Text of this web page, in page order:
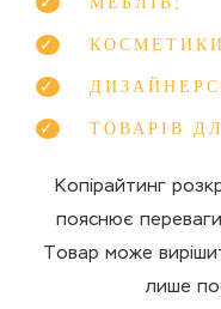
ТОВАРІВ
Копірайтинг
пояснює
Товар може
лише